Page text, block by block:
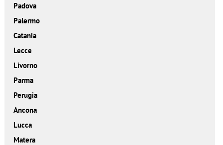
Padova
Palermo
Catania
Lecce
Livorno
Parma
Perugia
Ancona
Lucca
Matera